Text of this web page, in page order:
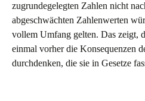
zugrundegelegten Zahlen nicht
abgeschwächten Zahlenwerten
vollem Umfang gelten. Das zeigt,
einmal vorher die Konsequenzen
durchdenken, die sie in Gesetze